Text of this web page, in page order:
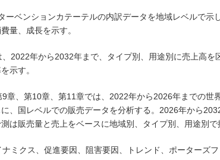
ーベンションカテーテルの内訳データを地域レベルで示
量、成長を示す。
2022年から2032年まで、タイプ別、用途別に売上高を
示す。
章、第10章、第11章では、2022年から2026年までの世
、国レベルでの販売データを分析する。2026年から
は販売量と売上をベースに地域別、タイプ別、用途別で
ミクス、促進要因、阻害要因、トレンド、ポーターズフ